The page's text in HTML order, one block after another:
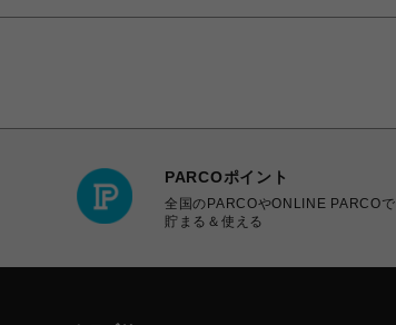
PARCOポイント
全国のPARCOやONLINE PARCOで
貯まる＆使える